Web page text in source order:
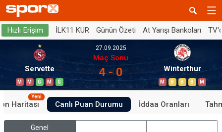
Hızlı Erişim İLK11 KUR Günün Özeti At Yarışı Bankoları
Servette
M M G M G
27.09.2025
Maç Sonu
4 - 0 Winterthur
M B B B M
Haritası
Yeni
Canlı Puan Durumu İddaa Oranları
Genel